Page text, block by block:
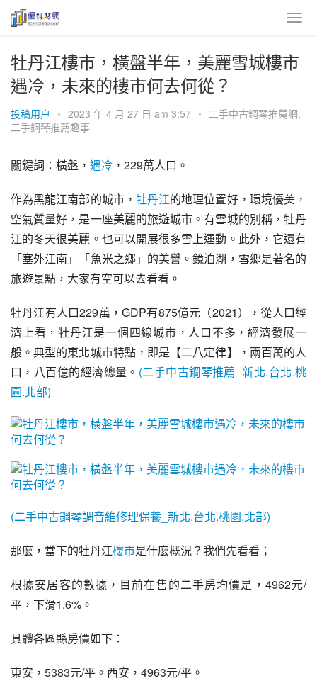
牡丹江樓市，橫盤半年，美麗雪城樓市
遇冷，未來的樓市何去何從？
投稿用户 • 2023 年 4 月 27 日 am 3:57 • 二手中古鋼琴推薦網,
二手鋼琴推薦趣事
關鍵詞：橫盤， 遇冷 ，229萬人口。
作為黑龍江南部的城市， 牡丹江的地理位置好，環境優美，
空氣質量好，是一座美麗的旅遊城市。有雪城的別稱，牡丹
江的冬天很美麗。也可以開展很多雪上運動。此外，它還有
「塞外江南」「魚米之鄉」的美譽。鏡泊湖 ，雪鄉是著名的
旅遊景點，大家有空可以去看看。
牡丹江有人口229萬，GDP有875億元（2021），從人口經
濟上看，牡丹江是一個四線城市 ，人口不多，經濟發展一
般。典型的東北城市特點，即是【二八定律】，兩百萬的人
口，八百億的經濟總量。 (二手中古鋼琴推薦_新北.台北.桃
園.北部)
(二手中古鋼琴調音維修理保養_新北.台北.桃園.北部)
那麼，當下的牡丹江樓市是什麼概況？我們先看看；
根據安居客的數據，目前在售的二手房均價是，4962元/
平，下滑1.6%。
具體各區縣房價如下：
東安，5383元/平。西安，4963元/平。